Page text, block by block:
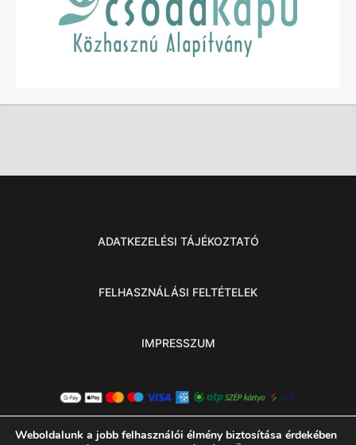
ADATKEZELÉSI TÁJÉKOZTATÓ
FELHASZNÁLÁSI FELTÉTELEK
IMPRESSZUM
Weboldalunk a jobb felhasználói élmény biztosítása érdekében